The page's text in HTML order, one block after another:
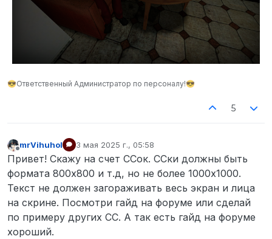
😎Ответственный Администратор по персоналу!😎
5
Не в сети
mrVihuhol 3 мая 2025 г., 05:58
отредактировано
Привет! Скажу на счет ССок. ССки должны быть
формата 800x800 и т.д, но не более 1000x1000.
Текст не должен загораживать весь экран и лица
на скрине. Посмотри гайд на форуме или сделай
по примеру других СС. А так есть гайд на форуме
хороший.